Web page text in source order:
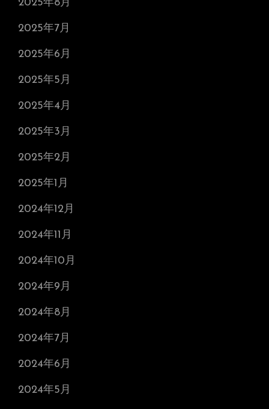
2025年8月
2025年7月
2025年6月
2025年5月
2025年4月
2025年3月
2025年2月
2025年1月
2024年12月
2024年11月
2024年10月
2024年9月
2024年8月
2024年7月
2024年6月
2024年5月